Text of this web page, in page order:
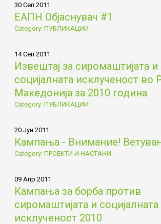
30 Сеп 2011
ЕАПН Објаснувач #1
Category: ПУБЛИКАЦИИ
14 Сеп 2011
Извештај за сиромаштијата и
социјалната исклученост во
Македонија за 2010 година
Category: ПУБЛИКАЦИИ
20 Јун 2011
Кампања - Внимание!
Category: ПРОЕКТИ И НАСТАНИ
09 Апр 2011
Кампања за борба против
сиромаштијата и социјалната
исклученост 2010